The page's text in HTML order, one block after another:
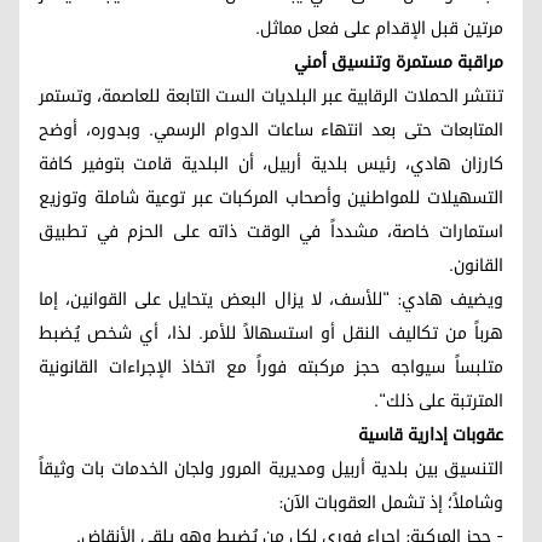
مرتين قبل الإقدام على فعل مماثل.
مراقبة مستمرة وتنسيق أمني
تنتشر الحملات الرقابية عبر البلديات الست التابعة للعاصمة، وتستمر
المتابعات حتى بعد انتهاء ساعات الدوام الرسمي. وبدوره، أوضح
كارزان هادي، رئيس بلدية أربيل، أن البلدية قامت بتوفير كافة
التسهيلات للمواطنين وأصحاب المركبات عبر توعية شاملة وتوزيع
استمارات خاصة، مشدداً في الوقت ذاته على الحزم في تطبيق
القانون.
ويضيف هادي: "للأسف، لا يزال البعض يتحايل على القوانين، إما
هرباً من تكاليف النقل أو استسهالاً للأمر. لذا، أي شخص يُضبط
متلبساً سيواجه حجز مركبته فوراً مع اتخاذ الإجراءات القانونية
المترتبة على ذلك".
عقوبات إدارية قاسية
التنسيق بين بلدية أربيل ومديرية المرور ولجان الخدمات بات وثيقاً
وشاملاً؛ إذ تشمل العقوبات الآن: